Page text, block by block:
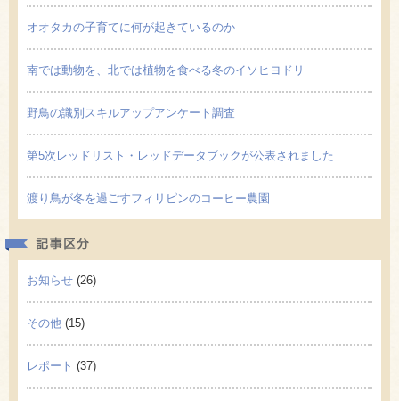
オオタカの子育てに何が起きているのか
南では動物を、北では植物を食べる冬のイソヒヨドリ
野鳥の識別スキルアップアンケート調査
第5次レッドリスト・レッドデータブックが公表されました
渡り鳥が冬を過ごすフィリピンのコーヒー農園
お知らせ (26)
その他 (15)
レポート (37)